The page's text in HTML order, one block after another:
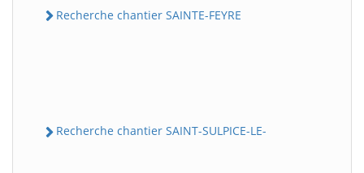
Recherche chantier SAINTE-FEYRE
Recherche chantier SAINT-SULPICE-LE-